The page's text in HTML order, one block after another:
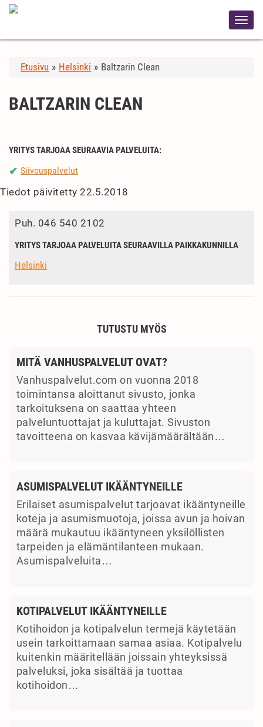
Etusivu » Helsinki » Baltzarin Clean
BALTZARIN CLEAN
YRITYS TARJOAA SEURAAVIA PALVELUITA:
✔ Siivouspalvelut
Tiedot päivitetty 22.5.2018
Puh. 046 540 2102
YRITYS TARJOAA PALVELUITA SEURAAVILLA PAIKKAKUNNILLA
Helsinki
TUTUSTU MYÖS
MITÄ VANHUSPALVELUT OVAT?
Vanhuspalvelut.com on vuonna 2018
toimintansa aloittanut sivusto, jonka
tarkoituksena on saattaa yhteen
palveluntuottajat ja kuluttajat. Sivuston
tavoitteena on kasvaa kävijämäärältään…
ASUMISPALVELUT IKÄÄNTYNEILLE
Erilaiset asumispalvelut tarjoavat ikääntyneille
koteja ja asumismuotoja, joissa avun ja hoivan
määrä mukautuu ikääntyneen yksilöllisten
tarpeiden ja elämäntilanteen mukaan.
Asumispalveluita…
KOTIPALVELUT IKÄÄNTYNEILLE
Kotihoidon ja kotipalvelun termejä käytetään
usein tarkoittamaan samaa asiaa. Kotipalvelu
kuitenkin määritellään joissain yhteyksissä
palveluksi, joka sisältää ja tuottaa
kotihoidon…